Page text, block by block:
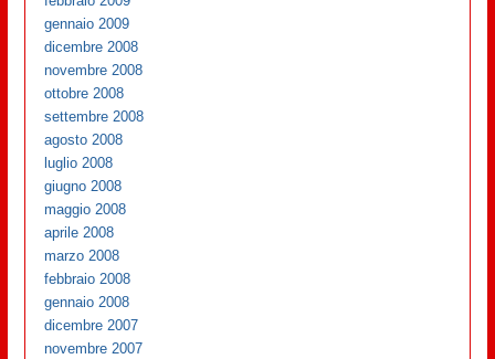
gennaio 2009
dicembre 2008
novembre 2008
ottobre 2008
settembre 2008
agosto 2008
luglio 2008
giugno 2008
maggio 2008
aprile 2008
marzo 2008
febbraio 2008
gennaio 2008
dicembre 2007
novembre 2007